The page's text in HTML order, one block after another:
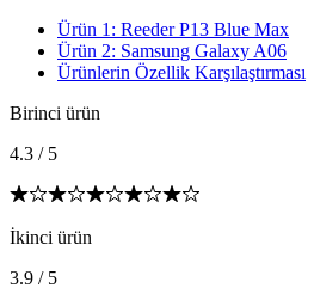
Ürün 1: Reeder P13 Blue Max
Ürün 2: Samsung Galaxy A06
Ürünlerin Özellik Karşılaştırması
Birinci ürün
4.3 / 5
İkinci ürün
3.9 / 5